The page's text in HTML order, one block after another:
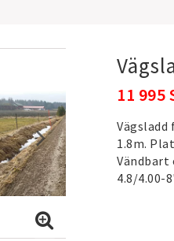
11 995
1.8m.
Vändbart
4.8/4.00-